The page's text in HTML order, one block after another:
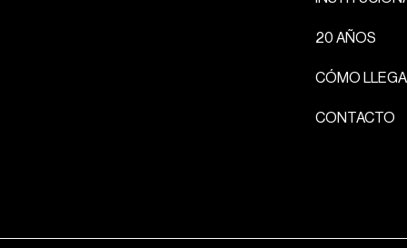
20 AÑOS
CÓMO
CONTACTO